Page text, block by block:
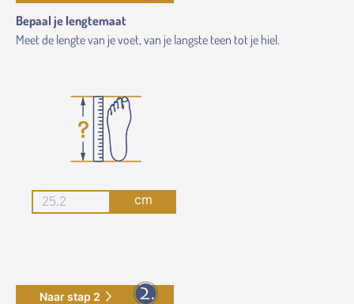
Bepaal je lengtemaat
Meet de lengte van je voet, van je langste teen tot je hiel.
cm
Naar stap 2